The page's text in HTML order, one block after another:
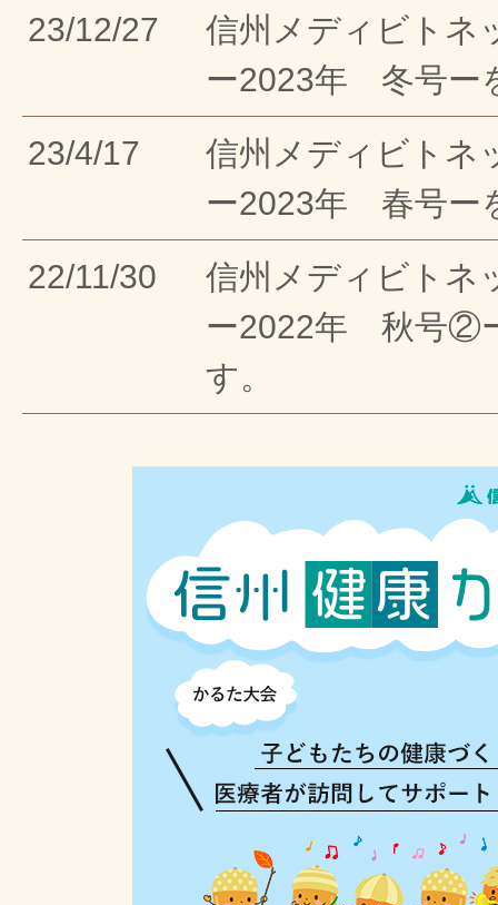
23/12/27
信州メディビトネ
ー2023年 冬号ー
23/4/17
信州メディビトネ
ー2023年 春号ー
22/11/30
信州メディビトネ
ー2022年 秋号②
す。